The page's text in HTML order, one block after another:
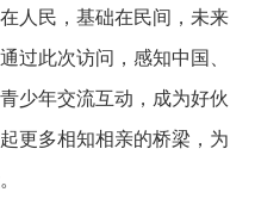
人民，基础在民间，未来
过此次访问，感知中国、
少年交流互动，成为好伙
更多相知相亲的桥梁，为